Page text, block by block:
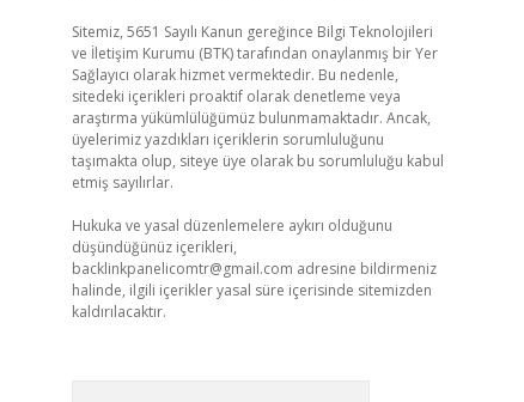
Sitemiz, 5651 Sayılı Kanun gereğince Bilgi Teknolojileri
ve İletişim Kurumu (BTK) tarafından onaylanmış bir Yer
Sağlayıcı olarak hizmet vermektedir. Bu nedenle,
sitedeki içerikleri proaktif olarak denetleme veya
araştırma yükümlülüğümüz bulunmamaktadır. Ancak,
üyelerimiz yazdıkları içeriklerin sorumluluğunu
taşımakta olup, siteye üye olarak bu sorumluluğu kabul
etmiş sayılırlar.
Hukuka ve yasal düzenlemelere aykırı olduğunu
düşündüğünüz içerikleri,
backlinkpanelicomtr@gmail.com adresine bildirmeniz
halinde, ilgili içerikler yasal süre içerisinde sitemizden
kaldırılacaktır.